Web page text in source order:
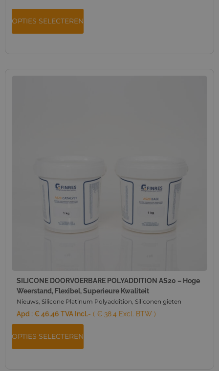
OPTIES SELECTEREN
SILICONE DOORVOERBARE POLYADDITION AS20 – Hoge
Weerstand, Flexibel, Superieure Kwaliteit
Nieuws, Silicone Platinum Polyaddition, Siliconen gieten
Apd :€46,46 TVA Incl.- ( € 38.4 Excl. BTW )
OPTIES SELECTEREN